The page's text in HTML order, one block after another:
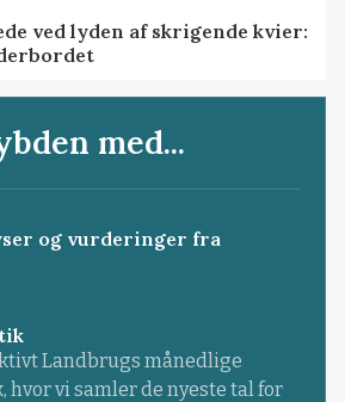
ved lyden af skrigende kvier:
med...
og vurderinger fra
Landbrugs månedlige
vi samler de nyeste tal for